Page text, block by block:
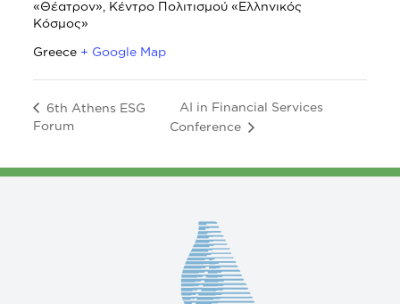
«Θέατρον», Κέντρο Πολιτισμού «Ελληνικός
Κόσμος»
Greece + Google Map
6th Athens ESG
Forum
AI in Financial Services
Conference